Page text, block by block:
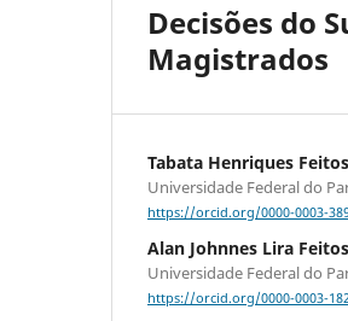
Decisões do
Magistrados
Tabata Henriques
Universidade Federal do
https://orcid.org/0000-0003-
Alan Johnnes Lira
Universidade Federal do
https://orcid.org/0000-0003-